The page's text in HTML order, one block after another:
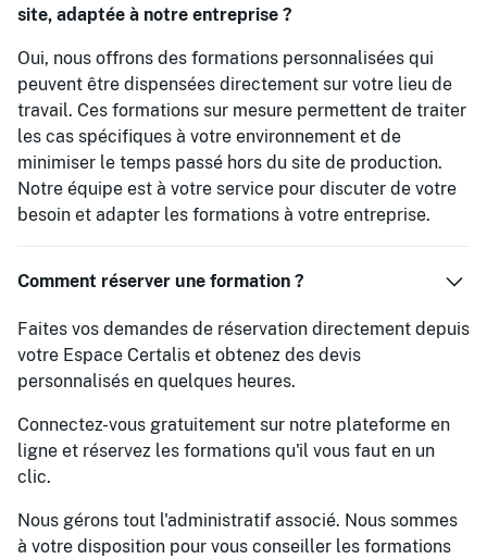
site, adaptée à notre entreprise ?
Oui, nous offrons des formations personnalisées qui
peuvent être dispensées directement sur votre lieu de
travail. Ces formations sur mesure permettent de traiter
les cas spécifiques à votre environnement et de
minimiser le temps passé hors du site de production.
Notre équipe est à votre service pour discuter de votre
besoin et adapter les formations à votre entreprise.
Comment réserver une formation ?
Faites vos demandes de réservation directement depuis
votre Espace Certalis et obtenez des devis
personnalisés en quelques heures.
Connectez-vous gratuitement sur notre plateforme en
ligne et réservez les formations qu'il vous faut en un
clic.
Nous gérons tout l'administratif associé. Nous sommes
à votre disposition pour vous conseiller les formations